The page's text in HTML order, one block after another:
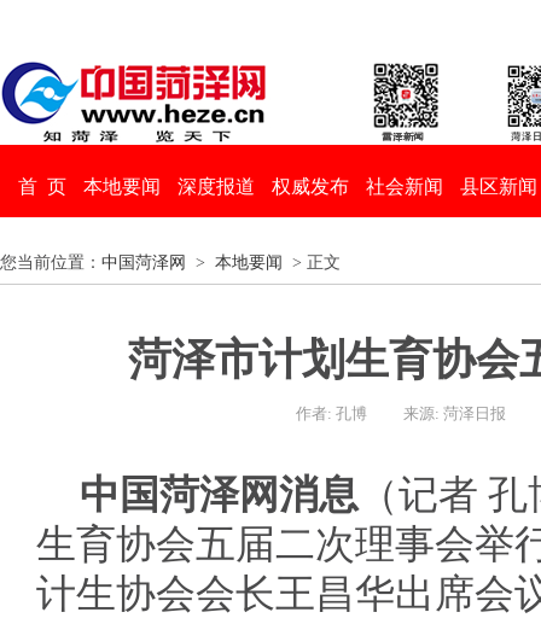
首 页 本地要闻 深度报道 权威发布 社会新闻 县区新闻
您当前位置： 中国菏泽网 > 本地要闻 > 正文
菏泽市计划生育协会
作者: 孔博 来源: 菏泽日报
中国菏泽网消息 （记者
生育协会五届二次理事会举
计生协会会长王昌华出席会